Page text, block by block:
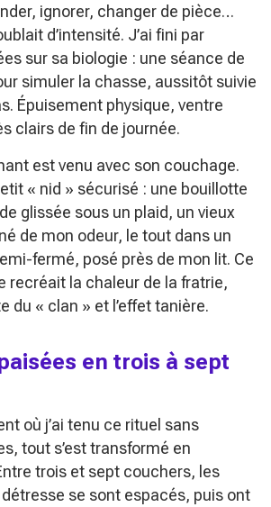
ignorer, changer de pièce…
d’intensité. J’ai fini par
sur sa biologie : une séance de
simuler la chasse, aussitôt suivie
Épuisement physique, ventre
clairs de fin de journée.
est venu avec son couchage.
« nid » sécurisé : une bouillotte
glissée sous un plaid, un vieux
de mon odeur, le tout dans un
fermé, posé près de mon lit. Ce
recréait la chaleur de la fratrie,
du « clan » et l’effet tanière.
en trois à sept
où j’ai tenu ce rituel sans
tout s’est transformé en
trois et sept couchers, les
se sont espacés, puis ont